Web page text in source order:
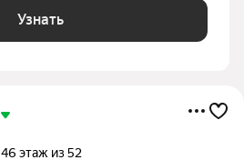
Узнать
46 этаж из 52